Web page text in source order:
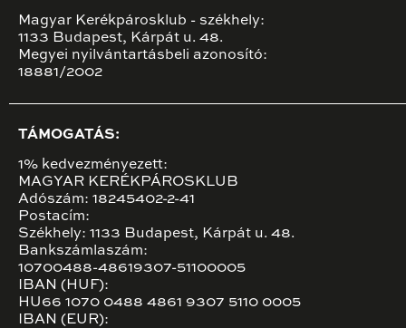
Magyar Kerékpárosklub - székhely:
1133 Budapest, Kárpát u. 48.
Megyei nyilvántartásbeli azonosító:
18881/2002
TÁMOGATÁS:
1% kedvezményezett:
MAGYAR KERÉKPÁROSKLUB
Adószám: 18245402-2-41
Postacím:
Székhely: 1133 Budapest, Kárpát u. 48.
Bankszámlaszám:
10700488-48619307-51100005
IBAN (HUF):
HU66 1070 0488 4861 9307 5110 0005
IBAN (EUR):